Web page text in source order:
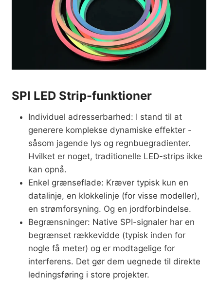
SPI LED Strip-funktioner
Individuel adresserbarhed: I stand til at
generere komplekse dynamiske effekter -
såsom jagende lys og regnbuegradienter.
Hvilket er noget, traditionelle LED-strips ikke
kan opnå.
Enkel grænseflade: Kræver typisk kun en
datalinje, en klokkelinje (for visse modeller),
en strømforsyning. Og en jordforbindelse.
Begrænsninger: Native SPI-signaler har en
begrænset rækkevidde (typisk inden for
nogle få meter) og er modtagelige for
interferens. Det gør dem uegnede til direkte
ledningsføring i store projekter.